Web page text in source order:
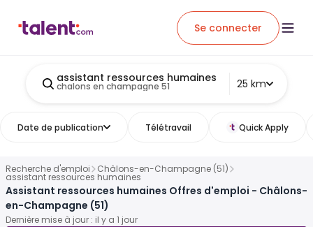
Se connecter
assistant ressources humaines
chalons en champagne 51 25 km
Date de publication Télétravail Quick Apply
Recherche d'emploi Châlons-en-Champagne (51)
assistant ressources humaines
Assistant ressources humaines Offres d'emploi - Châlons-
en-Champagne (51)
Dernière mise à jour : il y a 1 jour